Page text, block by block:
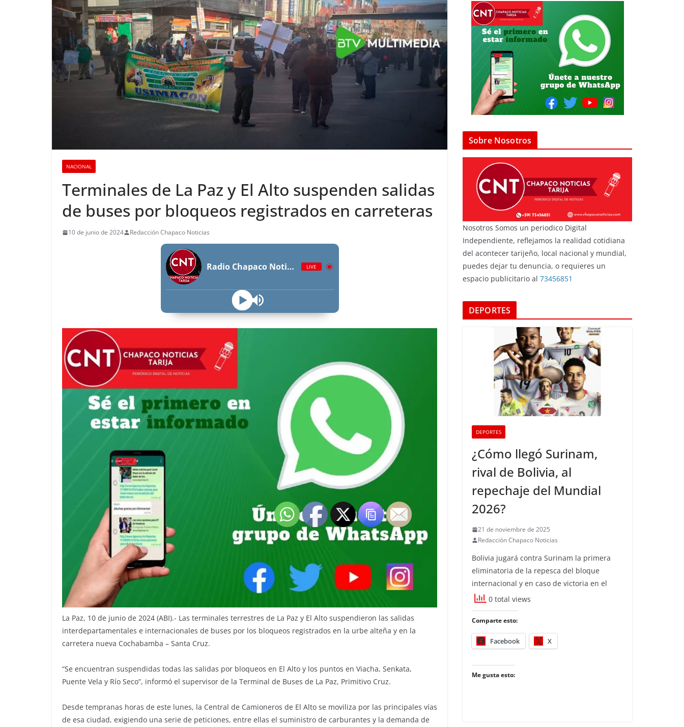
NACIONAL
Terminales de La Paz y El Alto suspenden salidas
de buses por bloqueos registrados en carreteras
10 de junio de 2024 Redacción Chapaco Noticias
Radio Chapaco Noticias Las 24 horas en vivo LIVE
La Paz, 10 de junio de 2024 (ABI).- Las terminales terrestres de La Paz y El Alto suspendieron las salidas
interdepartamentales e internacionales de buses por los bloqueos registrados en la urbe alteña y en la
carretera nueva Cochabamba – Santa Cruz.
“Se encuentran suspendidas todas las salidas por bloqueos en El Alto y los puntos en Viacha, Senkata,
Puente Vela y Río Seco”, informó el supervisor de la Terminal de Buses de La Paz, Primitivo Cruz.
Desde tempranas horas de este lunes, la Central de Camioneros de El Alto se moviliza por las principales vías
de esa ciudad, exigiendo una serie de peticiones, entre ellas el suministro de carburantes y la demanda de
Sobre Nosotros
Nosotros Somos un periodico Digital
Independiente, reflejamos la realidad cotidiana
del acontecer tarijeño, local nacional y mundial,
puedes dejar tu denuncia, o requieres un
espacio publicitario al 73456851
DEPORTES
DEPORTES
¿Cómo llegó Surinam,
rival de Bolivia, al
repechaje del Mundial
2026?
21 de noviembre de 2025
Redacción Chapaco Noticias
Bolivia jugará contra Surinam la primera
eliminatoria de la repesca del bloque
internacional y en caso de victoria en el
0 total views
Comparte esto:
Facebook X
Me gusta esto: